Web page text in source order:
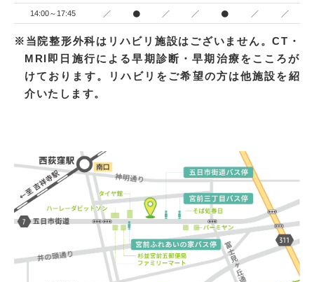
14:00～17:45 ／ ● ／ ／ ● ／ ／
※当院整形外科はリハビリ施設はございません。CT・
MRI即日施行による早期診断・早期治療をこころが
けております。リハビリをご希望の方は他施設を紹
介いたします。